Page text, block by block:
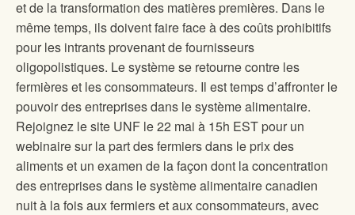
et de la transformation des matières premières. Dans le
même temps, ils doivent faire face à des coûts prohibitifs
pour les intrants provenant de fournisseurs
oligopolistiques. Le système se retourne contre les
fermières et les consommateurs. Il est temps d’affronter le
pouvoir des entreprises dans le système alimentaire.
Rejoignez le site UNF le 22 mai à 15h EST pour un
webinaire sur la part des fermiers dans le prix des
aliments et un examen de la façon dont la concentration
des entreprises dans le système alimentaire canadien
nuit à la fois aux fermiers et aux consommateurs, avec